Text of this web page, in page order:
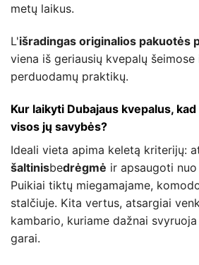
metų laikus.
L'išradingas originalios pakuotės
viena iš geriausių kvepalų
perduodamų praktikų.
Kur laikyti Dubajaus kvepalus,
visos jų savybės?
Ideali vieta apima keletą kriterijų:
šaltinisbedrėgmė ir apsaugoti nuo
Puikiai tiktų miegamajame,
stalčiuje. Kita vertus, atsargiai
kambario, kuriame dažnai
garai.